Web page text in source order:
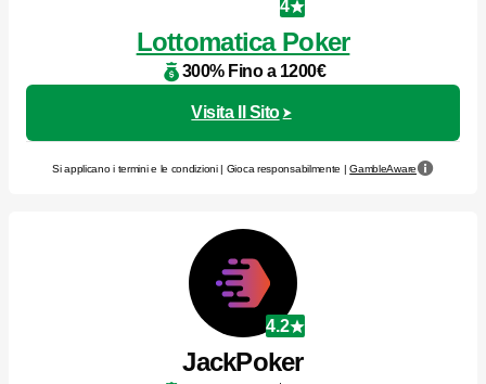
4
Lottomatica Poker
300% Fino a 1200€
Visita Il Sito
Si applicano i termini e le condizioni | Gioca responsabilmente |GambleAware
4.2
JackPoker